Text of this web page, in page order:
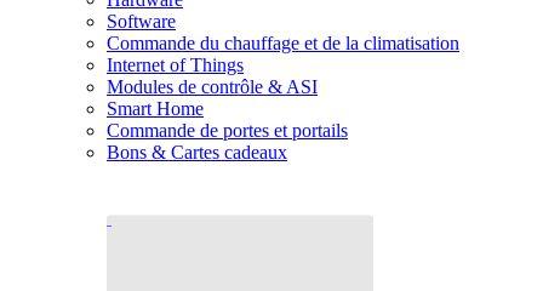
Software
Commande du chauffage et de la climatisation
Internet of Things
Modules de contrôle & ASI
Smart Home
Commande de portes et portails
Bons & Cartes cadeaux